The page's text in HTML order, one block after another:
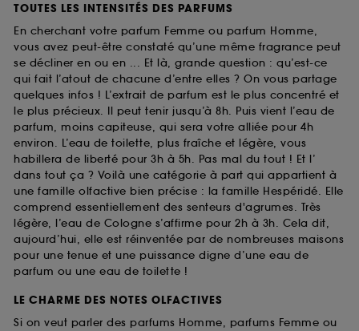
TOUTES LES INTENSITÉS DES PARFUMS
En cherchant votre parfum Femme ou parfum Homme,
vous avez peut-être constaté qu’une même fragrance peut
se décliner en ou en ... Et là, grande question : qu’est-ce
qui fait l’atout de chacune d’entre elles ? On vous partage
quelques infos ! L’extrait de parfum est le plus concentré et
le plus précieux. Il peut tenir jusqu’à 8h. Puis vient l’eau de
parfum, moins capiteuse, qui sera votre alliée pour 4h
environ. L’eau de toilette, plus fraîche et légère, vous
habillera de liberté pour 3h à 5h. Pas mal du tout ! Et l’
dans tout ça ? Voilà une catégorie à part qui appartient à
une famille olfactive bien précise : la famille Hespéridé. Elle
comprend essentiellement des senteurs d'agrumes. Très
légère, l’eau de Cologne s’affirme pour 2h à 3h. Cela dit,
aujourd’hui, elle est réinventée par de nombreuses maisons
pour une tenue et une puissance digne d’une eau de
parfum ou une eau de toilette !
LE CHARME DES NOTES OLFACTIVES
Si on veut parler des parfums Homme, parfums Femme ou